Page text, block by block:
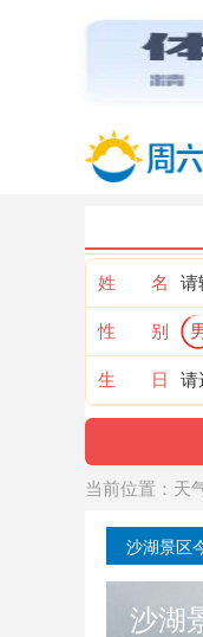
姓 名
性 别
生 日
当前位置： 天
沙湖景区
沙湖